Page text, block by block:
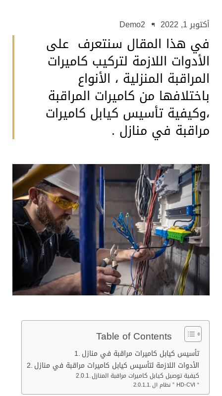
أكتوبر 1, 2022 Demo2
في هذا المقال سنتعرف على
الأدوات اللازمة لتركيب كاميرات
المراقبة المنزلية ، الأنواع
باختلافها من كاميرات المراقبة
،وكيفية تأسيس كيابل كاميرات
مراقبة في منازل .
Table of Contents
تأسيس كيابل كاميرات مراقبة في منازل
الأدوات اللازمة لتأسيس كيابل كاميرات مراقبة في منازل
كيفية توصيل كيابل كاميرات مراقبة المنازل
نظام ال ” HD-CVI “